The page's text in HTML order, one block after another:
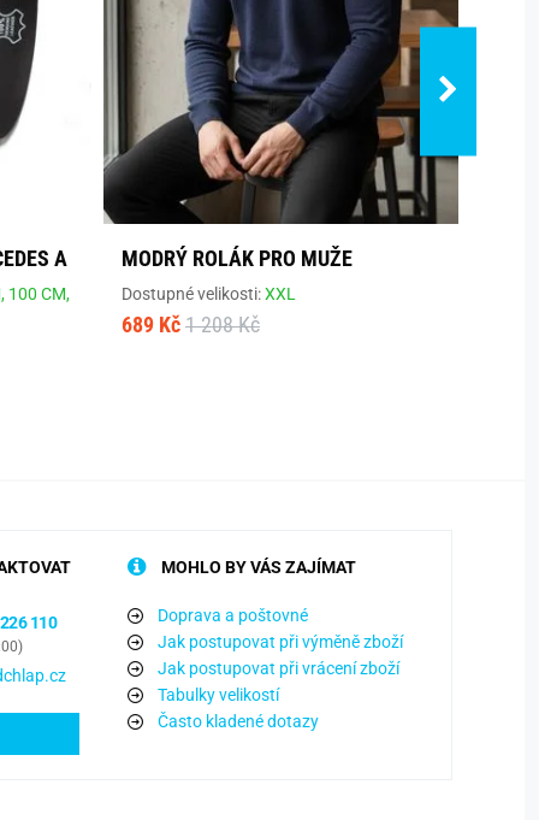
A
100 CM,
MODRÝ ROLÁK PRO MUŽE
Dostupné velikosti:XXL
689 Kč 1 208 Kč
110
MOHLO BY VÁS ZAJÍMAT
Doprava a poštovné
Jak postupovat při výměně zboží
Jak postupovat při vrácení zboží
Tabulky velikostí
Často kladené dotazy